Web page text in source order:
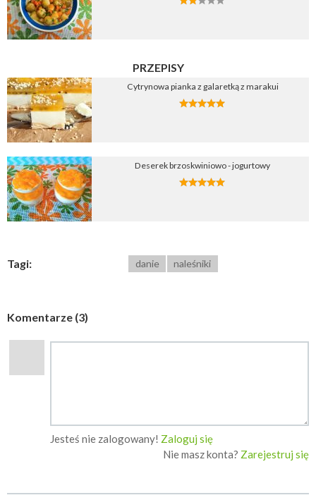
PRZEPISY
Cytrynowa pianka z galaretką z marakui
Deserek brzoskwiniowo - jogurtowy
Tagi: danie naleśniki
Komentarze (3)
Jesteś nie zalogowany! Zaloguj się
Nie masz konta? Zarejestruj się